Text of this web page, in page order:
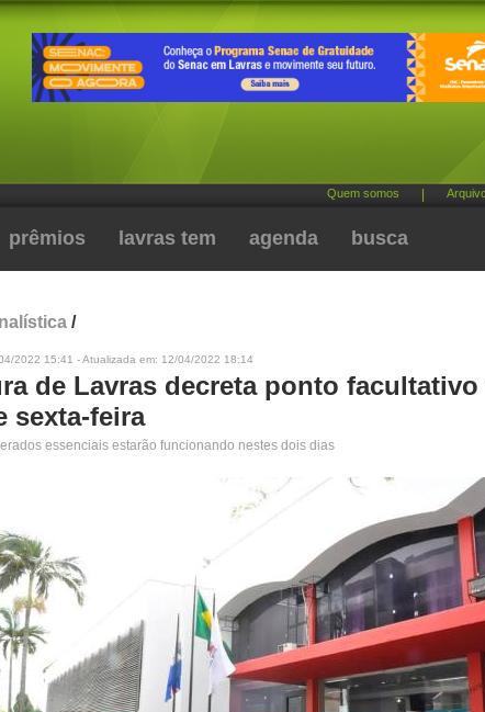
Quem somos
prêmios lavras tem agenda busca
/
2022 15:41 - Atualizada em: 12/04/2022 18:14
de Lavras decreta ponto facultativo
sexta-feira
essenciais estarão funcionando nestes dois dias